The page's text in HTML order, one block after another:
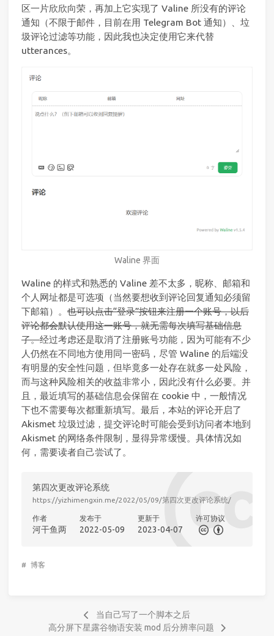
区一片欣欣向荣，再加上它实现了 Valine 所没有的评论
通知（不限于邮件，目前在用 Telegram Bot 通知）、垃
圾评论过滤等功能，因此我也决定使用它来代替
utterances。
Waline 界面
Waline 的样式和熟悉的 Valine 差不太多，昵称、邮箱和
个人网址都是可选项（当然要想收到评论回复通知必须留
下邮箱）。 也可以点击“登录”按钮来注册一个账号，以后
评论都会默认使用这一账号，就无需每次填写基础信息
了。经过考虑还是取消了注册账号功能，因为可能有不少
人仍然在不同地方使用同一密码，尽管 Waline 的后端没
有明显的安全性问题，但毕竟多一处存在就多一处风险，
而与这种风险相关的收益非常小，因此没有什么必要。并
且，最近填写的基础信息会保留在 cookie 中，一般情况
下也不需要每次都重新填写。最后，本站的评论开启了
Akismet 垃圾过滤，提交评论时可能会受到访问者本地到
Akismet 的网络条件限制，显得异常缓慢。具体情况如
何，需要读者自己尝试了。
第四次更改评论系统
https://yizhimengxin.me/2022/05/09/第四次更改评论系统/
作者
河干鱼两
发布于
2022-05-09
更新于
2023-04-07
许可协议
# 博客
当自己写了一个脚本之后
高分屏下星露谷物语安装 mod 后分辨率问题